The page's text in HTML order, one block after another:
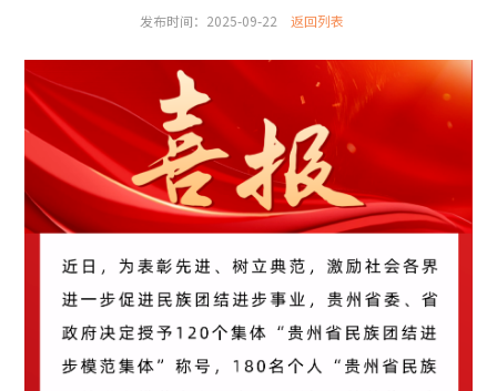
发布时间：2025-09-22 返回列表